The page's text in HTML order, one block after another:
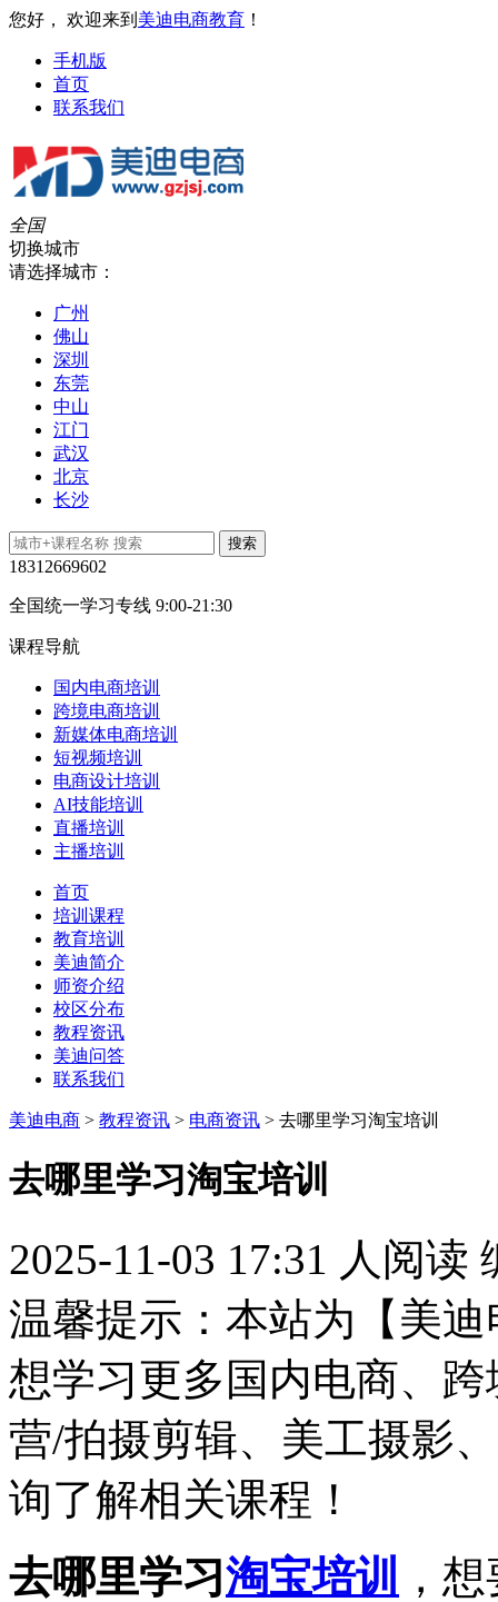
您好， 欢迎来到 美迪电商教育 ！
手机版
首页
联系我们
全国
切换城市
请选择城市：
广州
佛山
深圳
东莞
中山
江门
武汉
北京
长沙
18312669602
全国统一学习专线 9:00-21:30
课程导航
国内电商培训
跨境电商培训
新媒体电商培训
短视频培训
电商设计培训
AI技能培训
直播培训
主播培训
首页
培训课程
教育培训
美迪简介
师资介绍
校区分布
教程资讯
美迪问答
联系我们
美迪电商 > 教程资讯 > 电商资讯 > 去哪里学习淘宝培训
去哪里学习淘宝培训
2025-11-03 17:31 人阅读
温馨提示：本站为【美
想学习更多国内电商、
营/拍摄剪辑、美工摄影
询了解相关课程！
去哪里学习淘宝培训
，